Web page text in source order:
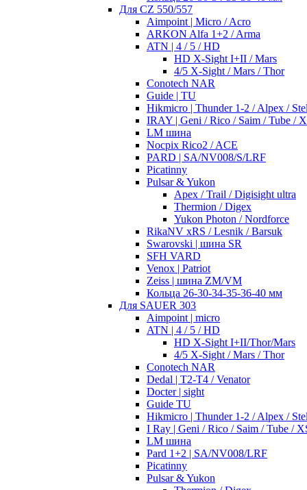
Для CZ 550/557
Aimpoint | Micro / Acro
ARKON Alfa 1+2 / Arma
ATN | 4 / 5 / HD
HD X-Sight I+II / Mars
4/5 X-Sight / Mars / Thor
Conotech NAR
Guide | TU
Hikmicro | Thunder 1-2 / Alpex /
IRAY | Geni / Rico / Saim / Tube /
LM шина
Nocpix Rico2 / ACE
PARD | SA/NV008/S/LRF
Picatinny
Pulsar & Yukon
Apex / Trail / Digisight ultra
Thermion / Digex
Yukon Photon / Nordforce
RikaNV xRS / Lesnik / Barsuk
Swarovski | шина SR
SFH VARD
Venox | Patriot
Zeiss | шина ZM/VM
Кольца 26-30-34-35-36-40 мм
Для SAUER 303
Aimpoint | micro
ATN | 4 / 5 / HD
HD X-Sight I+II/Thor/Mars
4/5 X-Sight / Mars / Thor
Conotech NAR
Dedal | T2-T4 / Venator
Docter | sight
Guide TU
Hikmicro | Thunder 1-2 / Alpex /
I Ray | Geni / Rico / Saim / Tube /
LM шина
Pard 1+2 | SA/NV008/LRF
Picatinny
Pulsar & Yukon